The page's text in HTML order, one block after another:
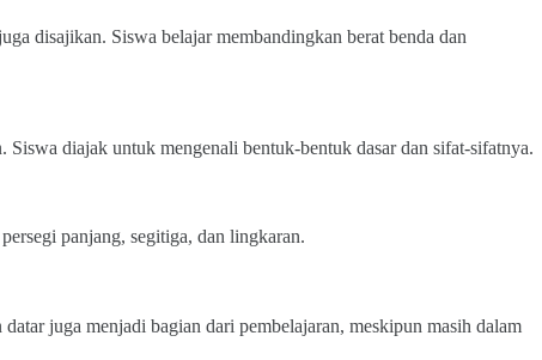
disajikan. Siswa belajar membandingkan berat benda dan
diajak untuk mengenali bentuk-bentuk dasar dan sifat-sifatnya.
panjang, segitiga, dan lingkaran.
juga menjadi bagian dari pembelajaran, meskipun masih dalam